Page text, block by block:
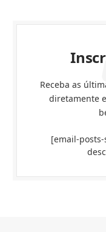
Receba as
diretamente
[email-